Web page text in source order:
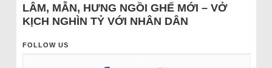
LÂM, MẪN, HƯNG NGỒI GHẾ MỚI – VỞ
KỊCH NGHÌN TỶ VỚI NHÂN DÂN
FOLLOW US